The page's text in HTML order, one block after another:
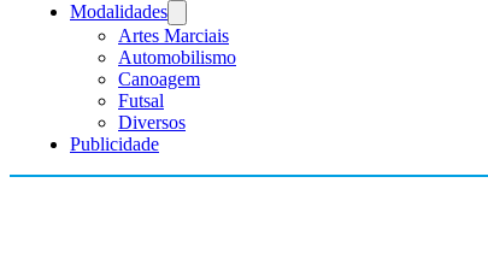
Modalidades
Artes Marciais
Automobilismo
Canoagem
Futsal
Diversos
Publicidade